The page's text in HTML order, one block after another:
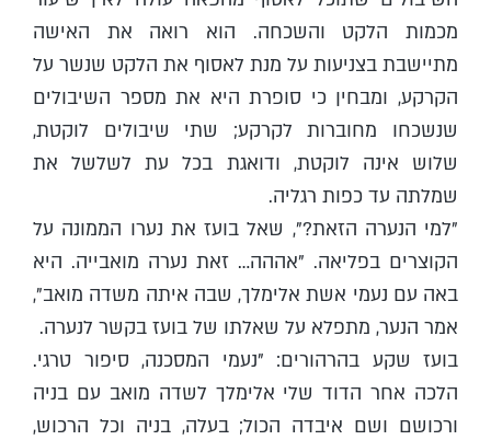
מכמות הלקט והשכחה. הוא רואה את האישה
מתיישבת בצניעות על מנת לאסוף את הלקט שנשר על
הקרקע, ומבחין כי סופרת היא את מספר השיבולים
שנשכחו מחוברות לקרקע; שתי שיבולים לוקטת,
שלוש אינה לוקטת, ודואגת בכל עת לשלשל את
שמלתה עד כפות רגליה.
"למי הנערה הזאת?", שאל בועז את נערו הממונה על
הקוצרים בפליאה. "אההה… זאת נערה מואבייה. היא
באה עם נעמי אשת אלימלך, שבה איתה משדה מואב",
אמר הנער, מתפלא על שאלתו של בועז בקשר לנערה.
בועז שקע בהרהורים: "נעמי המסכנה, סיפור טרגי.
הלכה אחר הדוד שלי אלימלך לשדה מואב עם בניה
ורכושם ושם איבדה הכול; בעלה, בניה וכל הרכוש,